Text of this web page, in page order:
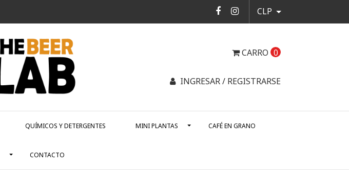
CLP
CARRO 0
INGRESAR / REGISTRARSE
QUÍMICOS Y DETERGENTES MINI PLANTAS CAFÉ EN GRANO
CONTACTO